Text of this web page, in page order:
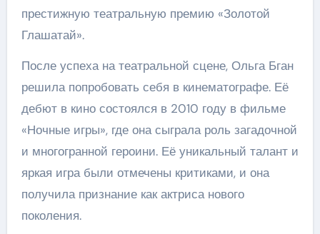
престижную театральную премию «Золотой
Глашатай».
После успеха на театральной сцене, Ольга Бган
решила попробовать себя в кинематографе. Её
дебют в кино состоялся в 2010 году в фильме
«Ночные игры», где она сыграла роль загадочной
и многогранной героини. Её уникальный талант и
яркая игра были отмечены критиками, и она
получила признание как актриса нового
поколения.